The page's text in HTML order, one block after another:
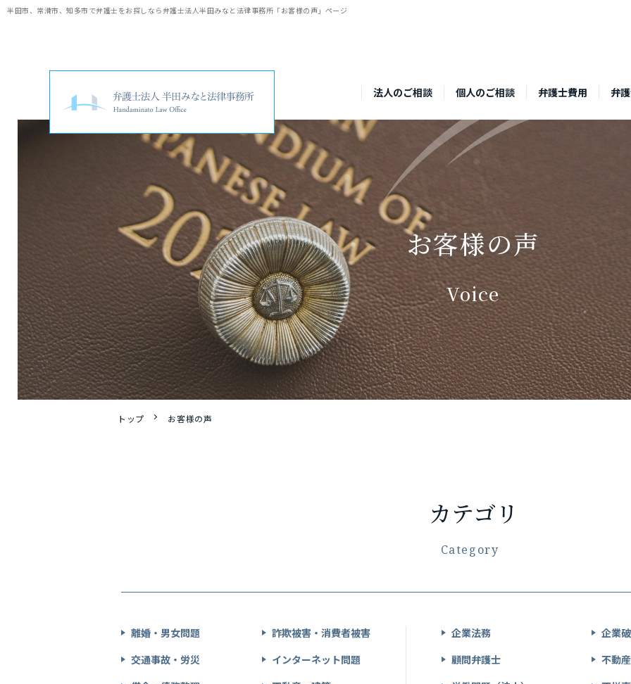
半田市、常滑市、知多市で弁護士をお探しなら弁護士法人半田みなと法律事務所「お客様の声」ページ
法人のご相談 個人のご相談 弁護士費用 弁
お客様の声
Voice
トップ お客様の声
カテゴリ
Category
離婚・男女問題
交通事故・労災
詐欺被害・消費者被害
インターネット問題
企業法務
顧問弁護士
企業
不動